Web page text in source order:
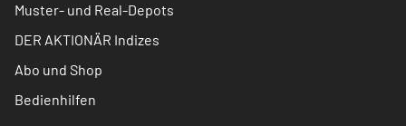
Muster- und Real-Depots
DER AKTIONÄR Indizes
Abo und Shop
Bedienhilfen